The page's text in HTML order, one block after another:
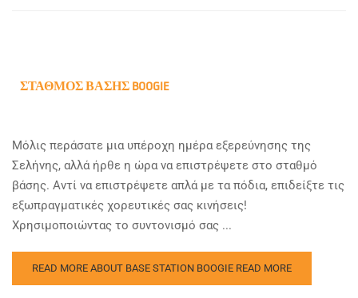
ΣΤΑΘΜΌΣ ΒΆΣΗΣ BOOGIE
Μόλις περάσατε μια υπέροχη ημέρα εξερεύνησης της
Σελήνης, αλλά ήρθε η ώρα να επιστρέψετε στο σταθμό
βάσης. Αντί να επιστρέψετε απλά με τα πόδια, επιδείξτε τις
εξωπραγματικές χορευτικές σας κινήσεις!
Χρησιμοποιώντας το συντονισμό σας ...
READ MORE ABOUT BASE STATION BOOGIE READ MORE